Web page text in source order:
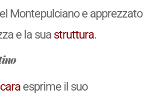
Montepulciano e apprezzato
e la sua struttura.
esprime il suo